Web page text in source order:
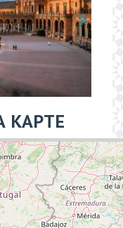
КАРТЕ